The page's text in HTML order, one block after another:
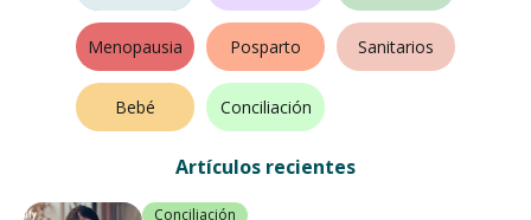
Posparto Sanitarios
Bebé Conciliación
Menopausia
Artículos recientes
Conciliación